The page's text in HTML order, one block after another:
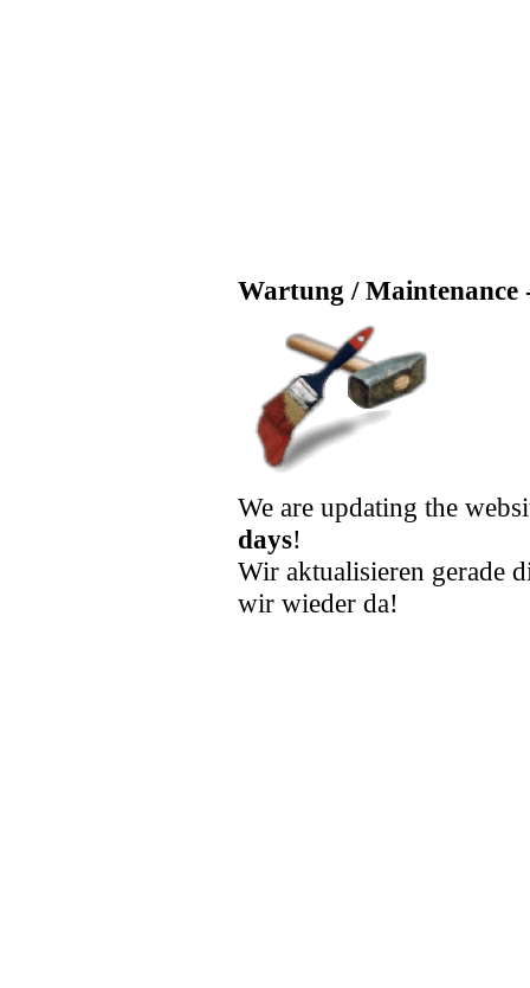
Wartung / Maintenance
We are updating the
days!
Wir aktualisieren gerade
wir wieder da!